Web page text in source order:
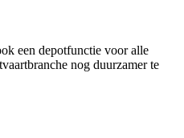
een depotfunctie voor alle
nog duurzamer te